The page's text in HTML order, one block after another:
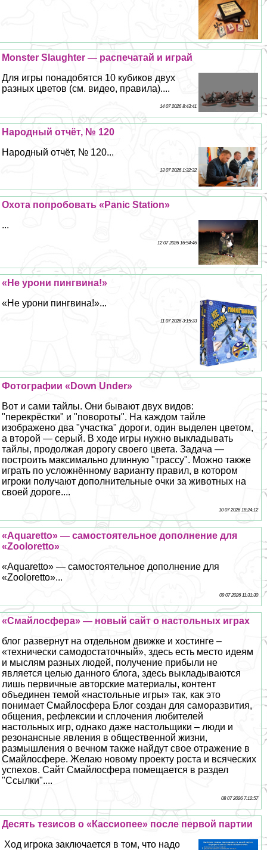
Monster Slaughter — распечатай и играй
Для игры понадобятся 10 кубиков двух
разных цветов (см. видео, правила)....
14 07 2026 8:43:41
Народный отчёт, № 120
Народный отчёт, № 120...
13 07 2026 1:32:32
Охота попробовать «Panic Station»
...
12 07 2026 16:54:46
«Не урони пингвина!»
«Не урони пингвина!»...
11 07 2026 3:15:33
Фотографии «Down Under»
Вот и сами тайлы. Они бывают двух видов:
"перекрёстки" и "повороты". На каждом тайле
изображено два "участка" дороги, один выделен цветом,
а второй — серый. В ходе игры нужно выкладывать
тайлы, продолжая дорогу своего цвета. Задача —
построить максимально длинную "трассу". Можно также
играть по усложнённому варианту правил, в котором
игроки получают дополнительные очки за животных на
своей дороге....
10 07 2026 18:24:12
«Aquaretto» — самостоятельное дополнение для
«Zooloretto»
«Aquaretto» — самостоятельное дополнение для
«Zooloretto»...
09 07 2026 11:31:30
«Смайлосфера» — новый сайт о настольных играх
блог развернут на отдельном движке и хостинге –
«технически самодостаточный», здесь есть место идеям
и мыслям разных людей, получение прибыли не
является целью данного блога, здесь выкладываются
лишь первичные авторские материалы, контент
объединен темой «настольные игры» так, как это
понимает Смайлосфера Блог создан для саморазвития,
общения, рефлексии и сплочения любителей
настольных игр, однако даже настольщики – люди и
резонансные явления в общественной жизни,
размышления о вечном также найдут свое отражение в
Смайлосфере. Желаю новому проекту роста и всяческих
успехов. Сайт Смайлосфера помещается в раздел
"Ссылки"....
08 07 2026 7:12:57
Десять тезисов о «Кассиопее» после первой партии
Ход игрока заключается в том, что надо